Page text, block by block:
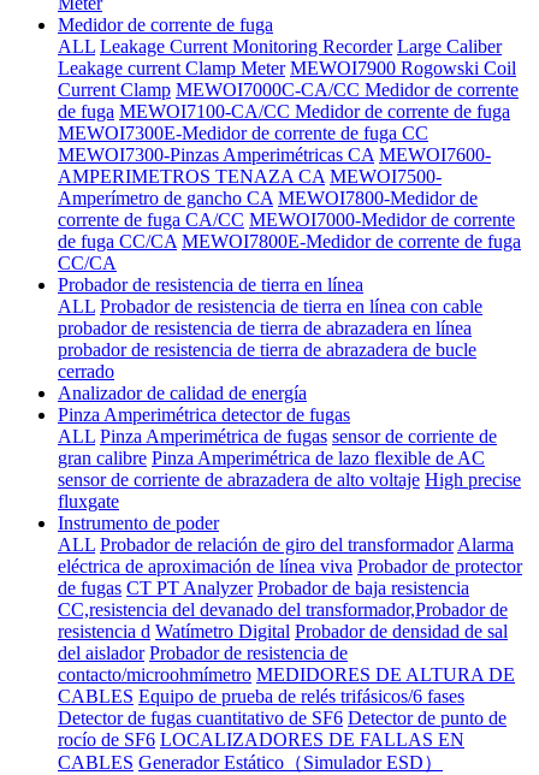
Medidor de corrente de fuga
ALL Leakage Current Monitoring Recorder Large Caliber
Leakage current Clamp Meter MEWOI7900 Rogowski Coil
Current Clamp MEWOI7000C-CA/CC Medidor de corrente
de fuga MEWOI7100-CA/CC Medidor de corrente de fuga
MEWOI7300E-Medidor de corrente de fuga CC
MEWOI7300-Pinzas Amperimétricas CA MEWOI7600-
AMPERIMETROS TENAZA CA MEWOI7500-
Amperímetro de gancho CA MEWOI7800-Medidor de
corrente de fuga CA/CC MEWOI7000-Medidor de corrente
de fuga CC/CA MEWOI7800E-Medidor de corrente de fuga
CC/CA
Probador de resistencia de tierra en línea
ALL Probador de resistencia de tierra en línea con cable
probador de resistencia de tierra de abrazadera en línea
probador de resistencia de tierra de abrazadera de bucle
cerrado
Analizador de calidad de energía
Pinza Amperimétrica detector de fugas
ALL Pinza Amperimétrica de fugas sensor de corriente de
gran calibre Pinza Amperimétrica de lazo flexible de AC
sensor de corriente de abrazadera de alto voltaje High precise
fluxgate
Instrumento de poder
ALL Probador de relación de giro del transformador Alarma
eléctrica de aproximación de línea viva Probador de protector
de fugas CT PT Analyzer Probador de baja resistencia
CC,resistencia del devanado del transformador,Probador de
resistencia d Watímetro Digital Probador de densidad de sal
del aislador Probador de resistencia de
contacto/microohmímetro MEDIDORES DE ALTURA DE
CABLES Equipo de prueba de relés trifásicos/6 fases
Detector de fugas cuantitativo de SF6 Detector de punto de
rocío de SF6 LOCALIZADORES DE FALLAS EN
CABLES Generador Estático（Simulador ESD）